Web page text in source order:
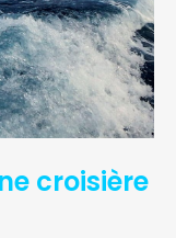
croisière